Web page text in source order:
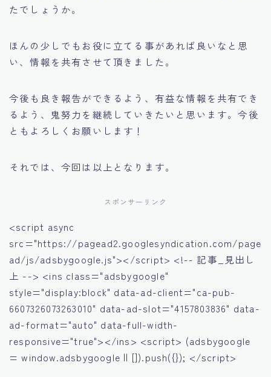
たでしょうか。
ほんの少しでもお役に立てる事があれば良いなと思
い、情報を共有させて頂きました。
今後も良き報告ができるよう、有益な情報を共有でき
るよう、鬼努力を継続していきたいと思います。今後
ともよろしくお願いします！
それでは、今回は以上となります。
スポンサーリンク
<script async
src="https://pagead2.googlesyndication.com/page
ad/js/adsbygoogle.js"></script> <!-- 記事_見出し
上 --> <ins class="adsbygoogle"
style="display:block" data-ad-client="ca-pub-
6607326073263010" data-ad-slot="4157803836" data-
ad-format="auto" data-full-width-
responsive="true"></ins> <script> (adsbygoogle
= window.adsbygoogle || []).push({}); </script>